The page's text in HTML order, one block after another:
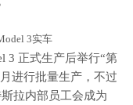
3实车
3 正式生产后举行“第
进行批量生产，不过
拉内部员工会成为